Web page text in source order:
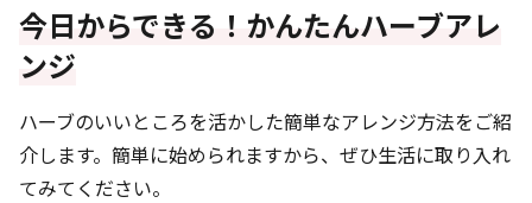
今日からできる！かんたんハーブアレ
ンジ
ハーブのいいところを活かした簡単なアレンジ方法をご紹
介します。簡単に始められますから、ぜひ生活に取り入れ
てみてください。